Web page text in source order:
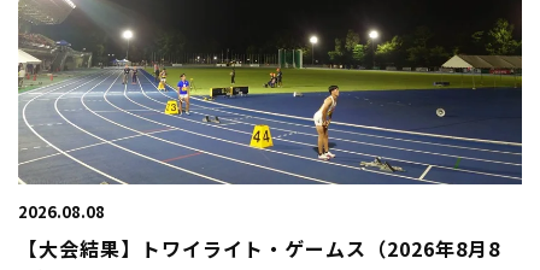
2026.08.08
【大会結果】トワイライト・ゲームス（2026年8月8